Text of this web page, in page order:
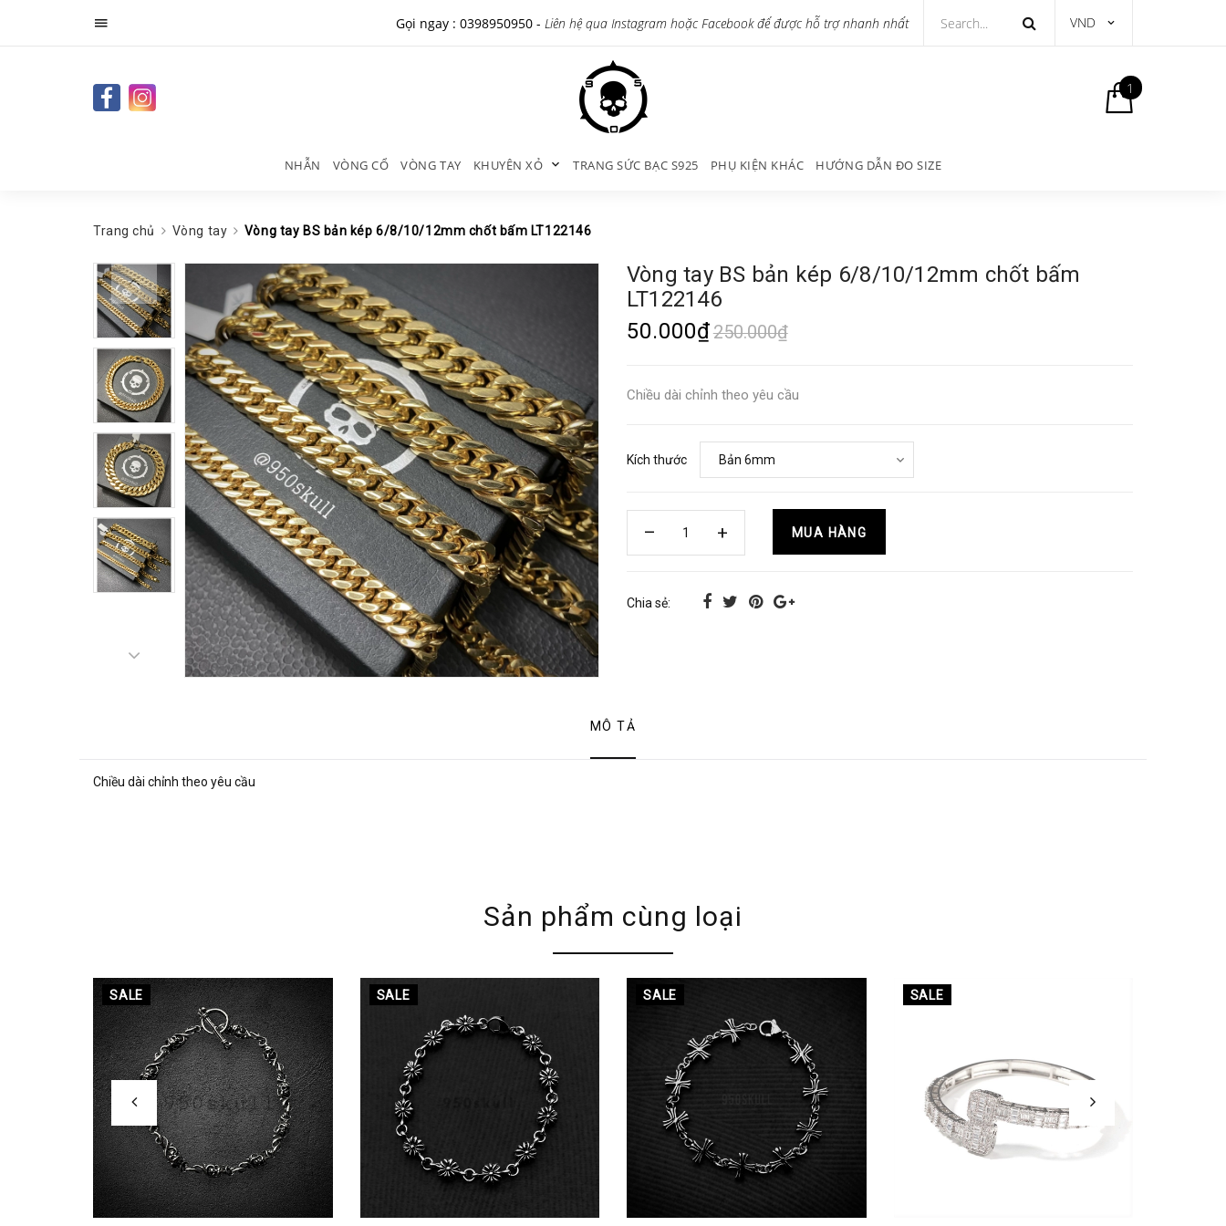
Gọi ngay : 0398950950 - Liên hệ qua Instagram hoặc Facebook để được hỗ trợ nhanh nhất VND
1
NHẪN VÒNG CỔ VÒNG TAY KHUYÊN XỎ TRANG SỨC BẠC S925 PHỤ KIỆN KHÁC HƯỚNG DẪN ĐO SIZE
Trang chủ Vòng tay Vòng tay BS bản kép 6/8/10/12mm chốt bấm LT122146
Vòng tay BS bản kép 6/8/10/12mm chốt bấm
LT122146
50.000₫250.000₫
Chiều dài chỉnh theo yêu cầu
Kích thước
MUA HÀNG
Chia sẻ:
MÔ TẢ
Chiều dài chỉnh theo yêu cầu
Sản phẩm cùng loại
SALE SALE SALE SALE